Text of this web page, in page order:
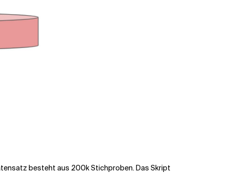
besteht aus 200k Stichproben. Das Skript